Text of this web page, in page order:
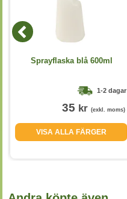
Sprayflaska blå 600ml
1-2 dagar
35 kr (exkl. moms)
VISA ALLA FÄRGER